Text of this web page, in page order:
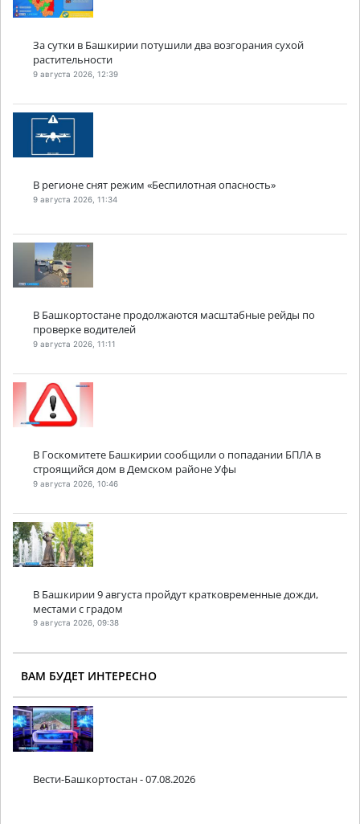
За сутки в Башкирии потушили два возгорания сухой
растительности
9 августа 2026, 12:39
В регионе снят режим «Беспилотная опасность»
9 августа 2026, 11:34
В Башкортостане продолжаются масштабные рейды по
проверке водителей
9 августа 2026, 11:11
В Госкомитете Башкирии сообщили о попадании БПЛА в
строящийся дом в Демском районе Уфы
9 августа 2026, 10:46
В Башкирии 9 августа пройдут кратковременные дожди,
местами с градом
9 августа 2026, 09:38
ВАМ БУДЕТ ИНТЕРЕСНО
Вести-Башкортостан - 07.08.2026